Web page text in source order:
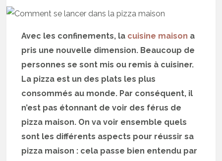
Avec les confinements, la cuisine maison a
pris une nouvelle dimension. Beaucoup de
personnes se sont mis ou remis à cuisiner.
La pizza est un des plats les plus
consommés au monde. Par conséquent, il
n’est pas étonnant de voir des férus de
pizza maison. On va voir ensemble quels
sont les différents aspects pour réussir sa
pizza maison : cela passe bien entendu par